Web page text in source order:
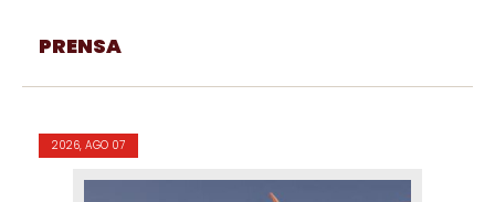
PRENSA
2026, AGO 07